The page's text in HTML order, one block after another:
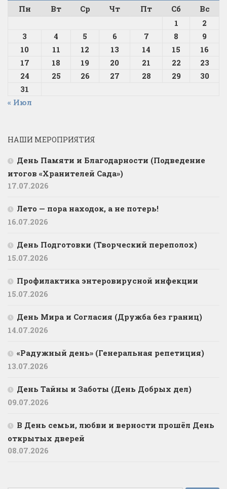
Пн
Вт Ср Чт Пт Сб
Вс
1
2
3
4 5 6 7 8
9
10
11 12 13 14 15
16
17
18 19 20 21 22
23
24
25 26 27 28 29
30
31
« Июл
НАШИ МЕРОПРИЯТИЯ
День Памяти и Благодарности (Подведение
итогов «Хранителей Сада»)
17.07.2026
Лето — пора находок, а не потерь!
16.07.2026
День Подготовки (Творческий переполох)
15.07.2026
Профилактика энтеровирусной инфекции
15.07.2026
День Мира и Согласия (Дружба без границ)
14.07.2026
«Радужный день» (Генеральная репетиция)
13.07.2026
День Тайны и Заботы (День Добрых дел)
09.07.2026
В День семьи, любви и верности прошёл День
открытых дверей
08.07.2026